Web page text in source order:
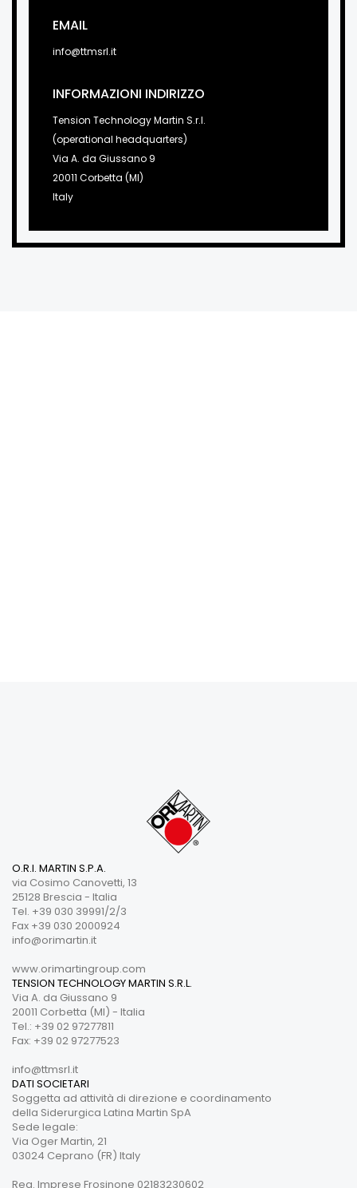
EMAIL
info@ttmsrl.it
INFORMAZIONI INDIRIZZO
Tension Technology Martin S.r.l.
(operational headquarters)
Via A. da Giussano 9
20011 Corbetta (MI)
Italy
O.R.I. MARTIN S.P.A.
via Cosimo Canovetti, 13
25128 Brescia - Italia
Tel. +39 030 39991/2/3
Fax +39 030 2000924
info@orimartin.it
www.orimartingroup.com
TENSION TECHNOLOGY MARTIN S.R.L.
Via A. da Giussano 9
20011 Corbetta (MI) - Italia
Tel.: +39 02 97277811
Fax: +39 02 97277523
info@ttmsrl.it
DATI SOCIETARI
Soggetta ad attività di direzione e coordinamento
della Siderurgica Latina Martin SpA
Sede legale:
Via Oger Martin, 21
03024 Ceprano (FR) Italy
Reg. Imprese Frosinone 02183230602